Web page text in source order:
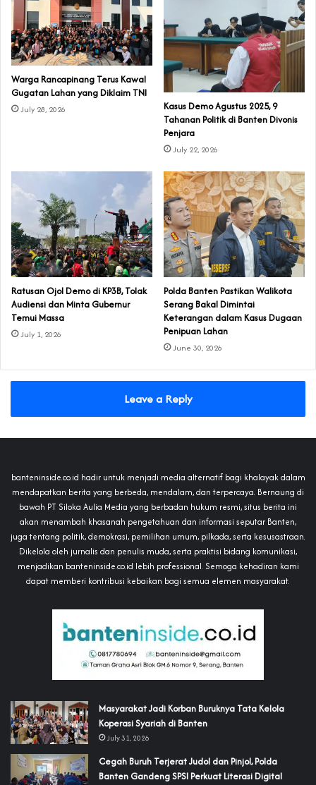
‎Warga Rancapinang Terus Kawal
Gugatan Lahan yang Diklaim TNI‎‎
July 28, 2026
‎Kasus Demo Agustus 2025, 9
Tahanan Politik di Banten Divonis
Penjara
July 22, 2026
‎Ratusan Ojol Demo di KP3B, Tolak
Audiensi dan Minta Gubernur
Temui Massa
July 1, 2026
Polda Banten Pastikan Walikota
Serang Bakal Dimintai
Keterangan dalam Kasus Dugaan
Penipuan Lahan
June 30, 2026
Leave a Reply
banteninside.co.id hadir untuk menjadi media alternatif bagi khalayak dalam
mendapatkan berita yang berbeda, mendalam, dan terpercaya. Bernaung di
bawah PT Siloka Aulia Media yang berbadan hukum resmi, situs berita ini
akan menambah khasanah pengetahuan dan informasi seputar Banten,
juga tentang politik, demokrasi, pemilihan umum, pilkada, serta kesusastraan.
Dikelola oleh jurnalis dan penulis muda, serta praktisi bidang komunikasi,
menjadikan banteninside.co.id lebih professional. Semoga kehadiran kami
dapat memberi kontribusi kebaikan bagi semua elemen masyarakat.
‎Masyarakat Jadi Korban Buruknya Tata Kelola
Koperasi Syariah di Banten
July 31, 2026
Cegah Buruh Terjerat Judol dan Pinjol, Polda
Banten Gandeng SPSI Perkuat Literasi Digital